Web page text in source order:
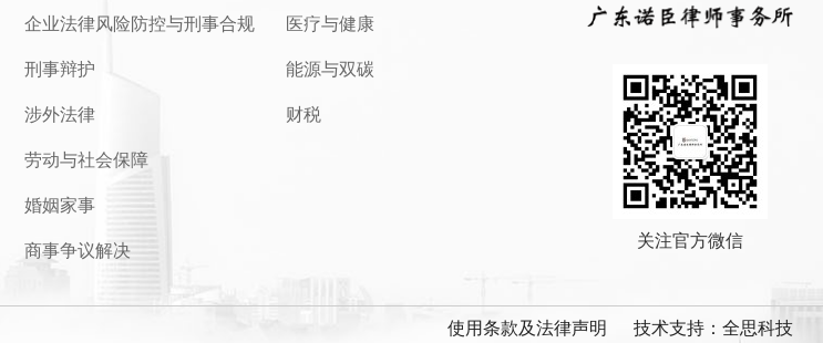
企业法律风险防控与刑事合规
刑事辩护
涉外法律
劳动与社会保障
婚姻家事
商事争议解决
医疗与健康
能源与双碳
财税
关注官方微信
使用条款及法律声明 技术支持：全思科技